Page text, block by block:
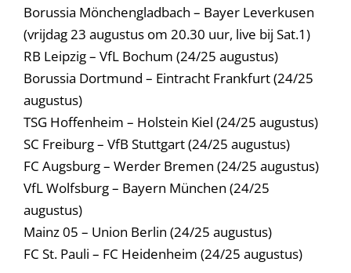
Borussia Mönchengladbach – Bayer Leverkusen
(vrijdag 23 augustus om 20.30 uur, live bij Sat.1)
RB Leipzig – VfL Bochum (24/25 augustus)
Borussia Dortmund – Eintracht Frankfurt (24/25
augustus)
TSG Hoffenheim – Holstein Kiel (24/25 augustus)
SC Freiburg – VfB Stuttgart (24/25 augustus)
FC Augsburg – Werder Bremen (24/25 augustus)
VfL Wolfsburg – Bayern München (24/25
augustus)
Mainz 05 – Union Berlin (24/25 augustus)
FC St. Pauli – FC Heidenheim (24/25 augustus)